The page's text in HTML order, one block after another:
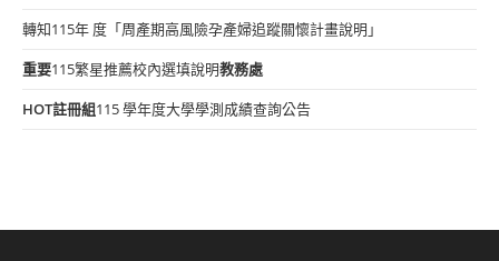
轉知115年 度「周產期高風險孕產婦追蹤關懷計畫說明」
重要115繁星推薦校內選填說明教務處
HOT註冊組115 學年度大學學測成績查詢公告